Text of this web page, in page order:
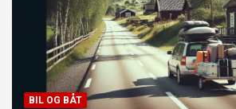
BIL OG BÅT